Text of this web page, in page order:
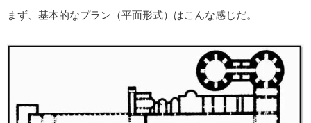
まず、基本的なプラン（平面形式）はこんな感じだ。